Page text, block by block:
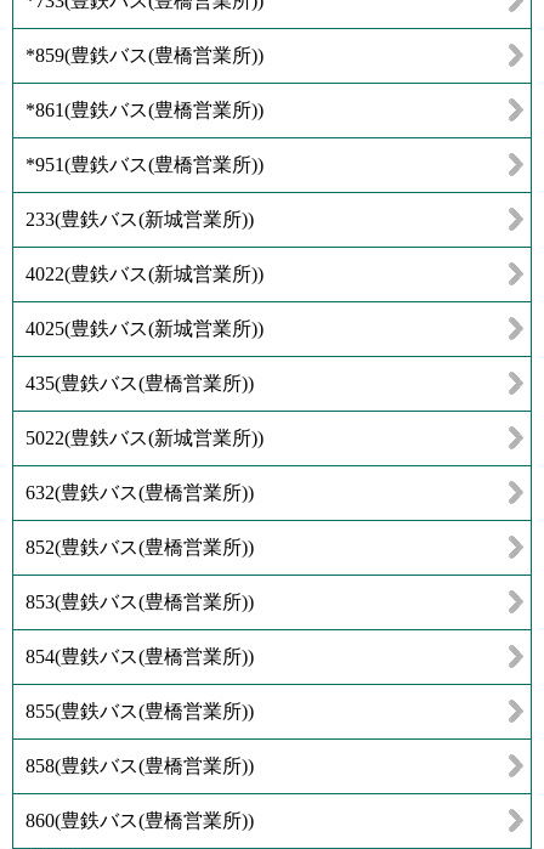
*859(豊鉄バス(豊橋営業所))
*861(豊鉄バス(豊橋営業所))
*951(豊鉄バス(豊橋営業所))
233(豊鉄バス(新城営業所))
4022(豊鉄バス(新城営業所))
4025(豊鉄バス(新城営業所))
435(豊鉄バス(豊橋営業所))
5022(豊鉄バス(新城営業所))
632(豊鉄バス(豊橋営業所))
852(豊鉄バス(豊橋営業所))
853(豊鉄バス(豊橋営業所))
854(豊鉄バス(豊橋営業所))
855(豊鉄バス(豊橋営業所))
858(豊鉄バス(豊橋営業所))
860(豊鉄バス(豊橋営業所))